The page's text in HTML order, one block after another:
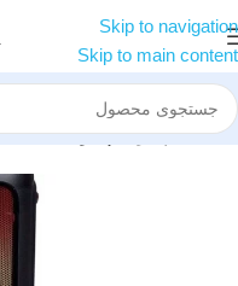
Skip to navigation
Skip to main content
خانه اسپیکر اسپیکر جی بی ال